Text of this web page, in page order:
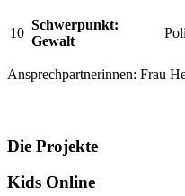
10
Schwerpunkt:
Gewalt
Ansprechpartnerinnen: Frau
Die Projekte
Kids Online